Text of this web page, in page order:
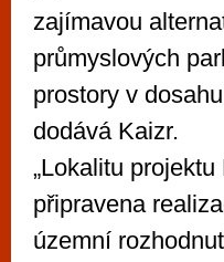
zajímavou
průmyslových
prostory v
dodává Kaizr.
„Lokalitu
připravena
územní